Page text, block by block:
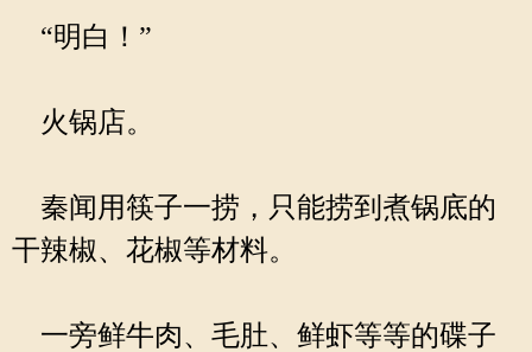
“明白！”
火锅店。
秦闻用筷子一捞，只能捞到煮锅底的
干辣椒、花椒等材料。
一旁鲜牛肉、毛肚、鲜虾等等的碟子